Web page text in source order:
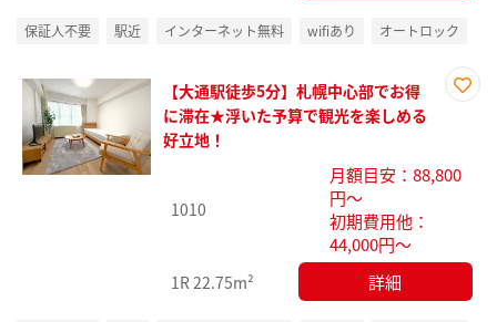
保証人不要 駅近 インターネット無料 wifiあり オートロック
録
【大通駅徒歩5分】札幌中心部でお得
に滞在★浮いた予算で観光を楽しめる
好立地！
1010
月額目安：88,800
円～
初期費用他：
44,000円～
1R 22.75m² 詳細